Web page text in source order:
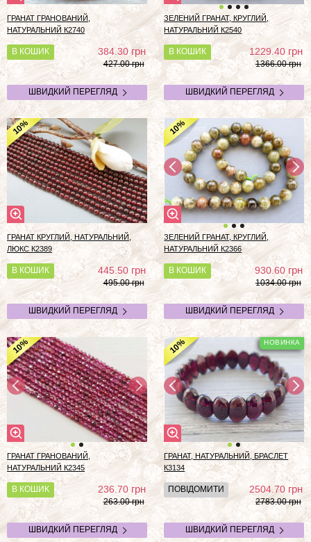
ГРАНАТ ГРАНОВАНИЙ,
НАТУРАЛЬНИЙ К2740
В КОШИК 384.30грн
427.00 грн
ШВИДКИЙ ПЕРЕГЛЯД
ЗЕЛЕНИЙ ГРАНАТ, КРУГЛИЙ,
НАТУРАЛЬНИЙ К2540
В КОШИК 1229.40грн
1366.00 грн
ШВИДКИЙ ПЕРЕГЛЯД
10%
ГРАНАТ КРУГЛИЙ, НАТУРАЛЬНИЙ,
ЛЮКС К2389
В КОШИК 445.50грн
495.00 грн
ШВИДКИЙ ПЕРЕГЛЯД
10%
ЗЕЛЕНИЙ ГРАНАТ, КРУГЛИЙ,
НАТУРАЛЬНИЙ К2366
В КОШИК 930.60грн
1034.00 грн
ШВИДКИЙ ПЕРЕГЛЯД
10%
ГРАНАТ ГРАНОВАНИЙ,
НАТУРАЛЬНИЙ К2345
В КОШИК 236.70грн
263.00 грн
ШВИДКИЙ ПЕРЕГЛЯД
10%
ГРАНАТ, НАТУРАЛЬНИЙ, БРАСЛЕТ
К3134
ПОВІДОМИТИ 2504.70грн
2783.00 грн
ШВИДКИЙ ПЕРЕГЛЯД